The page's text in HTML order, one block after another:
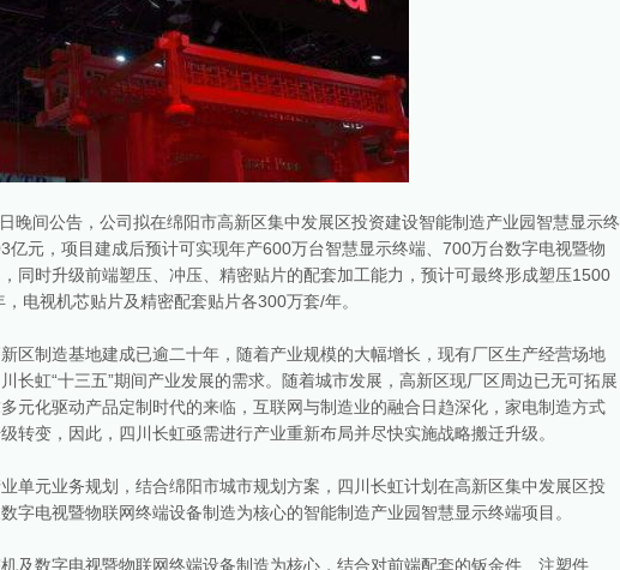
晚间公告，公司拟在绵阳市高新区集中发展区投资建设智能制造产业园智慧显示终
亿元，项目建成后预计可实现年产600万台智慧显示终端、700万台数字电视暨物
同时升级前端塑压、冲压、精密贴片的配套加工能力，预计可最终形成塑压1500
电视机芯贴片及精密配套贴片各300万套/年。
区制造基地建成已逾二十年，随着产业规模的大幅增长，现有厂区生产经营场地
长虹“十三五”期间产业发展的需求。随着城市发展，高新区现厂区周边已无可拓展
元化驱动产品定制时代的来临，互联网与制造业的融合日趋深化，家电制造方式
转变，因此，四川长虹亟需进行产业重新布局并尽快实施战略搬迁升级。
单元业务规划，结合绵阳市城市规划方案，四川长虹计划在高新区集中发展区投
字电视暨物联网终端设备制造为核心的智能制造产业园智慧显示终端项目。
及数字电视暨物联网终端设备制造为核心，结合对前端配套的钣金件、注塑件、